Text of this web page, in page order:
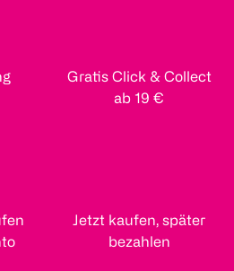
Gratis Click & Collect
ab 19 €
Jetzt kaufen, später
bezahlen